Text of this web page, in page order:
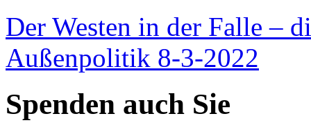
Der Westen in der Falle –
Außenpolitik 8-3-2022
Spenden auch Sie